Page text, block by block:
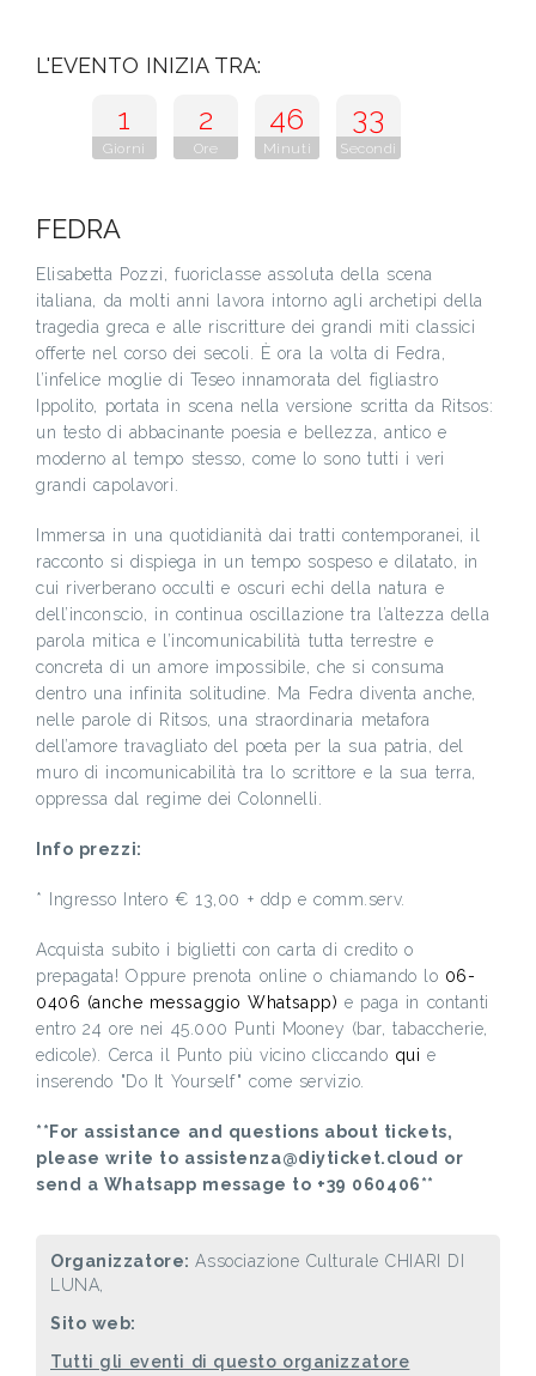
L'EVENTO INIZIA TRA:
1
Giorni
2
Ore
46
Minuti
33
Secondi
FEDRA
Elisabetta Pozzi, fuoriclasse assoluta della scena
italiana, da molti anni lavora intorno agli archetipi della
tragedia greca e alle riscritture dei grandi miti classici
offerte nel corso dei secoli. È ora la volta di Fedra,
l’infelice moglie di Teseo innamorata del figliastro
Ippolito, portata in scena nella versione scritta da Ritsos:
un testo di abbacinante poesia e bellezza, antico e
moderno al tempo stesso, come lo sono tutti i veri
grandi capolavori.
Immersa in una quotidianità dai tratti contemporanei, il
racconto si dispiega in un tempo sospeso e dilatato, in
cui riverberano occulti e oscuri echi della natura e
dell’inconscio, in continua oscillazione tra l’altezza della
parola mitica e l’incomunicabilità tutta terrestre e
concreta di un amore impossibile, che si consuma
dentro una infinita solitudine. Ma Fedra diventa anche,
nelle parole di Ritsos, una straordinaria metafora
dell’amore travagliato del poeta per la sua patria, del
muro di incomunicabilità tra lo scrittore e la sua terra,
oppressa dal regime dei Colonnelli.
Info prezzi:
* Ingresso Intero € 13,00 + ddp e comm.serv.
Acquista subito i biglietti con carta di credito o
prepagata! Oppure prenota online o chiamando lo 06-
0406 (anche messaggio Whatsapp) e paga in contanti
entro 24 ore nei 45.000 Punti Mooney (bar, tabaccherie,
edicole). Cerca il Punto più vicino cliccando qui e
inserendo "Do It Yourself" come servizio.
**For assistance and questions about tickets,
please write to assistenza@diyticket.cloud or
send a Whatsapp message to +39 060406**
Organizzatore:Associazione Culturale CHIARI DI
LUNA,
Sito web:
Tutti gli eventi di questo organizzatore